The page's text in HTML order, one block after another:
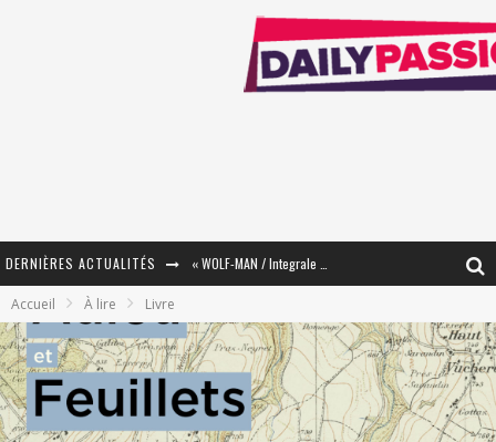
DERNIÈRES ACTUALITÉS
« Mon Village Révolté » - Combattre un Projet !
« Le Béton et le Bambou / Propositions pour Mayotte et le Monde. » - Améliorations !
Accueil À lire Livre